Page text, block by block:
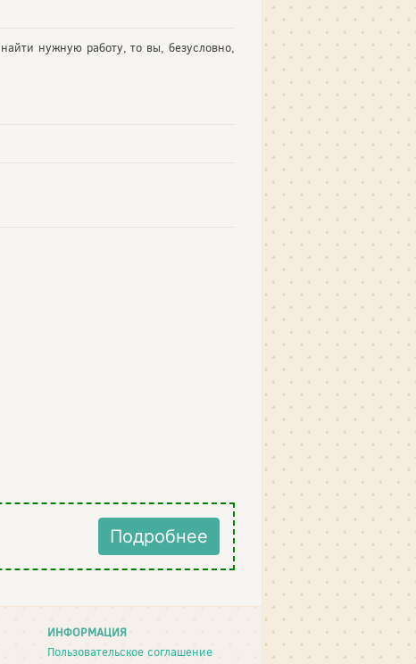
нужную работу, то вы, безусловно,
Подробнее
ИНФОРМАЦИЯ
Пользовательское соглашение